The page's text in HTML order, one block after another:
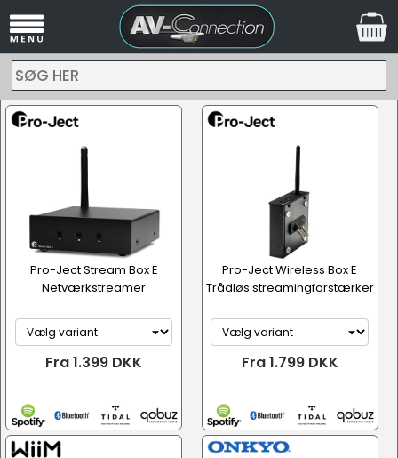
SØG HER
Pro-Ject Stream Box E
Netværkstreamer
Fra 1.399 DKK
Pro-Ject Wireless Box E
Trådløs streamingforstærker
Fra 1.799 DKK